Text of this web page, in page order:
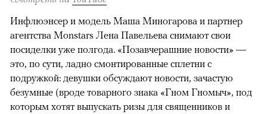
Инфлюэнсер и модель Маша Миногарова и партнер
агентства Monstars Лена Павельева снимают свои
посиделки уже полгода. «Позавчерашние новости» —
это, по сути, ладно смонтированные сплетни с
подружкой: девушки обсуждают новости, зачастую
безумные (вроде товарного знака «Гном Гномыч», под
которым хотят выпускать ризы для священников и